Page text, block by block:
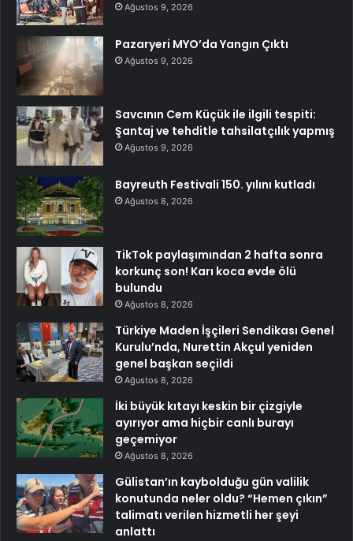
Ağustos 9, 2026
Pazaryeri MYO’da Yangın Çıktı
Ağustos 9, 2026
Savcının Cem Küçük ile ilgili tespiti:
Şantaj ve tehditle tahsilatçılık yapmış
Ağustos 9, 2026
Bayreuth Festivali 150. yılını kutladı
Ağustos 8, 2026
TikTok paylaşımından 2 hafta sonra
korkunç son! Karı koca evde ölü
bulundu
Ağustos 8, 2026
Türkiye Maden İşçileri Sendikası Genel
Kurulu’nda, Nurettin Akçul yeniden
genel başkan seçildi
Ağustos 8, 2026
İki büyük kıtayı keskin bir çizgiyle
ayırıyor ama hiçbir canlı burayı
geçemiyor
Ağustos 8, 2026
Gülistan’ın kaybolduğu gün valilik
konutunda neler oldu? “Hemen çıkın”
talimatı verilen hizmetli her şeyi
anlattı